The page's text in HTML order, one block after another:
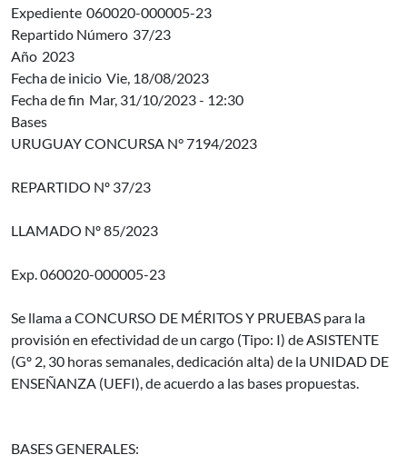
Expediente 060020-000005-23
Repartido Número 37/23
Año 2023
Fecha de inicio Vie, 18/08/2023
Fecha de fin Mar, 31/10/2023 - 12:30
Bases
URUGUAY CONCURSA N° 7194/2023
REPARTIDO Nº 37/23
LLAMADO Nº 85/2023
Exp. 060020-000005-23
Se llama a CONCURSO DE MÉRITOS Y PRUEBAS para la
provisión en efectividad de un cargo (Tipo: I) de ASISTENTE
(Gº 2, 30 horas semanales, dedicación alta) de la UNIDAD DE
ENSEÑANZA (UEFI), de acuerdo a las bases propuestas.
BASES GENERALES: